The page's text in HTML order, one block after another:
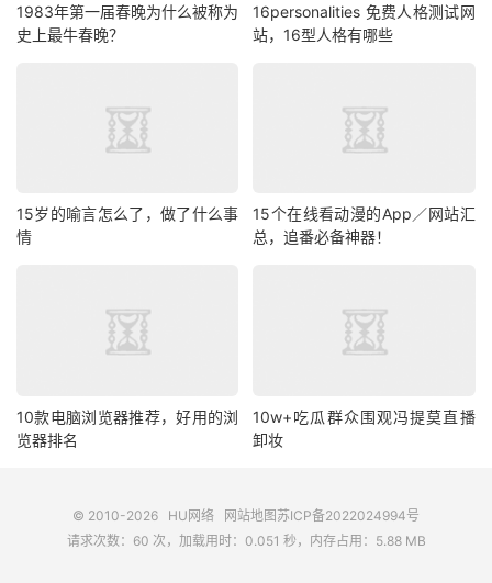
1983年第一届春晚为什么被称为
史上最牛春晚？
16personalities 免费人格测试网
站，16型人格有哪些
15岁的喻言怎么了，做了什么事
情
15个在线看动漫的App／网站汇
总，追番必备神器！
10款电脑浏览器推荐，好用的浏
览器排名
10w+吃瓜群众围观冯提莫直播
卸妆
© 2010-2026 HU网络 网站地图 苏ICP备2022024994号
请求次数：60 次，加载用时：0.051 秒，内存占用：5.88 MB